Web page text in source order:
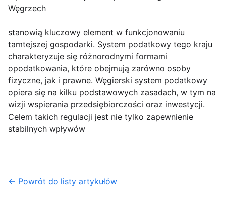
Węgrzech
stanowią kluczowy element w funkcjonowaniu
tamtejszej gospodarki. System podatkowy tego kraju
charakteryzuje się różnorodnymi formami
opodatkowania, które obejmują zarówno osoby
fizyczne, jak i prawne. Węgierski system podatkowy
opiera się na kilku podstawowych zasadach, w tym na
wizji wspierania przedsiębiorczości oraz inwestycji.
Celem takich regulacji jest nie tylko zapewnienie
stabilnych wpływów
← Powrót do listy artykułów